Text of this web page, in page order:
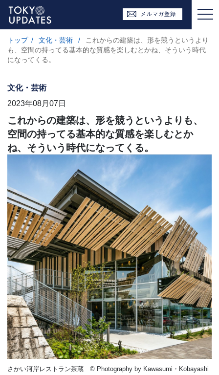
トップ / 文化・芸術 /
これからの建築は、形を競うというより
も、空間の持ってる基本的な質感を楽しむとかね、そういう時代
になってくる。
文化・芸術
2023年08月07日
これからの建築は、形を競うというよりも、
空間の持ってる基本的な質感を楽しむとか
ね、そういう時代になってくる。
さかい河岸レストラン茶蔵 © Photography by Kawasumi・Kobayashi